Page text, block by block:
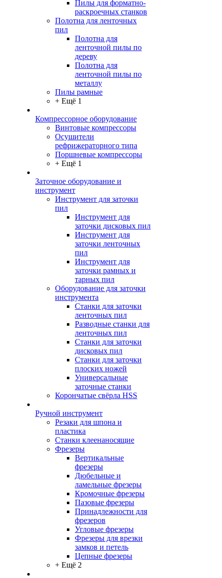
Пилы для форматно-
раскроечных станков
Полотна для ленточных
пил
Полотна для
ленточной пилы по
дереву
Полотна для
ленточной пилы по
металлу
Пилы рамные
+ Ещё 1
Компрессорное оборудование
Винтовые компрессоры
Осушители
рефрижераторного типа
Поршневые компрессоры
+ Ещё 1
Заточное оборудование и
инструмент
Инструмент для заточки
пил
Инструмент для
заточки дисковых пил
Инструмент для
заточки ленточных
пил
Инструмент для
заточки рамных и
тарных пил
Оборудование для заточки
инструмента
Станки для заточки
ленточных пил
Разводные станки для
ленточных пил
Станки для заточки
дисковых пил
Станки для заточки
плоских ножей
Универсальные
заточные станки
Корончатые свёрла HSS
Ручной инструмент
Резаки для шпона и
пластика
Станки клеенаносящие
Фрезеры
Вертикальные
фрезеры
Дюбельные и
ламельные фрезеры
Кромочные фрезеры
Пазовые фрезеры
Принадлежности для
фрезеров
Угловые фрезеры
Фрезеры для врезки
замков и петель
Цепные фрезеры
+ Ещё 2